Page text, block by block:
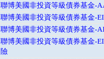
聯博美國非投資等級債券基金-
聯博美國非投資等級債券基金-
聯博美國非投資等級債券基金-
聯博美國非投資等級債券基金-
險